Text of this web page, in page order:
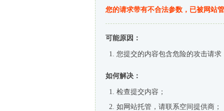
您的请求带有不合法参数，已被网站
可能原因：
您提交的内容包含危险的攻击请求
如何解决：
检查提交内容；
如网站托管，请联系空间提供商；